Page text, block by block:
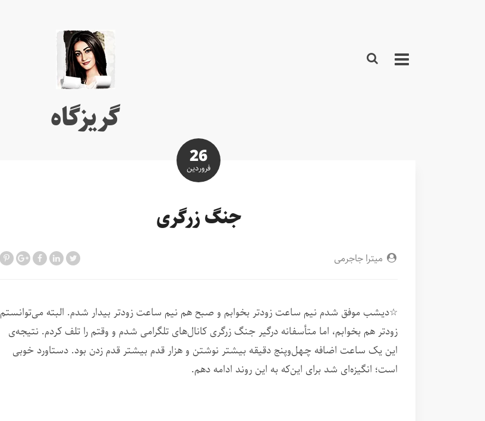
گریزگاه
26
فروردین
جنگ زرگری
میترا جاجرمی
☆دیشب موفق شدم نیم ساعت زودتر بخوابم و صبح هم نیم ساعت زودتر بیدار شدم. البته می‌توانستم
زودتر هم بخوابم، اما متأسفانه درگیر جنگ زرگری کانال‌های تلگرامی شدم و وقتم را تلف کردم. نتیجه‌ی
این یک ساعت اضافه چهل‌وپنج دقیقه بیشتر نوشتن و هزار قدم بیشتر قدم زدن بود. دستاورد خوبی
است؛ انگیزه‌ای شد برای این‌که به این روند ادامه دهم.